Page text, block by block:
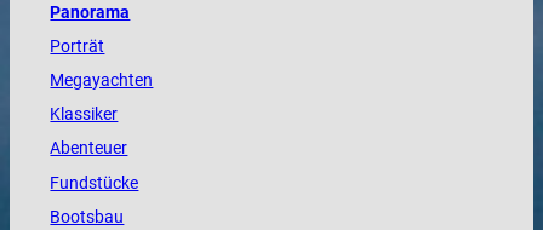
Panorama
Porträt
Megayachten
Klassiker
Abenteuer
Fundstücke
Bootsbau